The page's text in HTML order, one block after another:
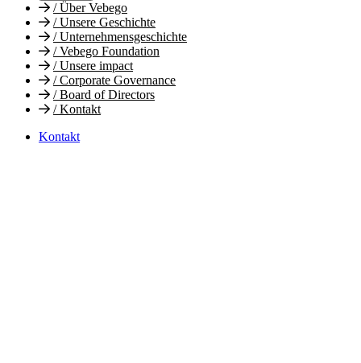
/Über Vebego
/Unsere Geschichte
/Unternehmensgeschichte
/Vebego Foundation
/Unsere impact
/Corporate Governance
/Board of Directors
/Kontakt
Kontakt